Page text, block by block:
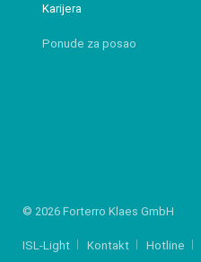
Karijera
Ponude za posao
© 2026 Forterro Klaes GmbH
ISL-Light Kontakt Hotline